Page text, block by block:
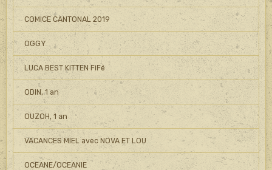
COMICE CANTONAL 2019
OGGY
LUCA BEST KITTEN FiFé
ODIN, 1 an
OUZOH, 1 an
VACANCES MIEL avec NOVA ET LOU
OCEANE/OCEANIE